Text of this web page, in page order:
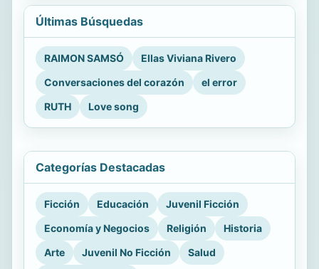
Últimas Búsquedas
RAIMON SAMSÓ
Ellas Viviana Rivero
Conversaciones del corazón
el error
RUTH
Love song
Categorías Destacadas
Ficción Educación
Juvenil Ficción
Economía y Negocios
Religión
Historia
Arte
Juvenil No Ficción
Salud